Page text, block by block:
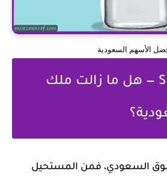
الأسهم السعودية
Saudi Aramco — هل ما زالت ملك
السعودي، فمن المستحيل